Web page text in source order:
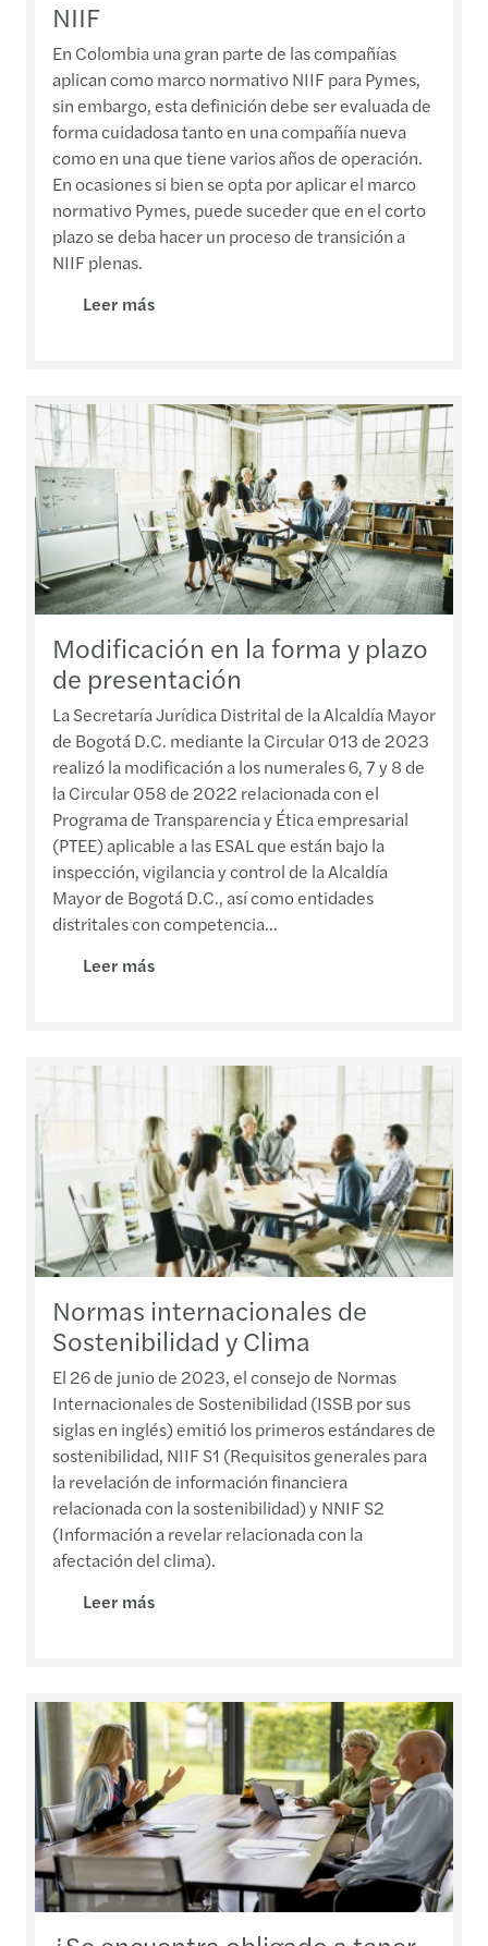
NIIF
En Colombia una gran parte de las compañías
aplican como marco normativo NIIF para Pymes,
sin embargo, esta definición debe ser evaluada de
forma cuidadosa tanto en una compañía nueva
como en una que tiene varios años de operación.
En ocasiones si bien se opta por aplicar el marco
normativo Pymes, puede suceder que en el corto
plazo se deba hacer un proceso de transición a
NIIF plenas.
Leer más
Modificación en la forma y plazo
de presentación
La Secretaría Jurídica Distrital de la Alcaldía Mayor
de Bogotá D.C. mediante la Circular 013 de 2023
realizó la modificación a los numerales 6, 7 y 8 de
la Circular 058 de 2022 relacionada con el
Programa de Transparencia y Ética empresarial
(PTEE) aplicable a las ESAL que están bajo la
inspección, vigilancia y control de la Alcaldía
Mayor de Bogotá D.C., así como entidades
distritales con competencia...
Leer más
Normas internacionales de
Sostenibilidad y Clima
El 26 de junio de 2023, el consejo de Normas
Internacionales de Sostenibilidad (ISSB por sus
siglas en inglés) emitió los primeros estándares de
sostenibilidad, NIIF S1 (Requisitos generales para
la revelación de información financiera
relacionada con la sostenibilidad) y NNIF S2
(Información a revelar relacionada con la
afectación del clima).
Leer más